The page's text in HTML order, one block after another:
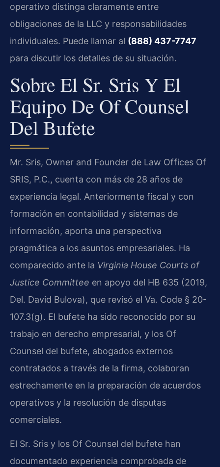
operativo distinga claramente entre
obligaciones de la LLC y responsabilidades
individuales. Puede llamar al (888) 437-7747
para discutir los detalles de su situación.
Sobre El Sr. Sris Y El
Equipo De Of Counsel
Del Bufete
Mr. Sris, Owner and Founder de Law Offices Of
SRIS, P.C., cuenta con más de 28 años de
experiencia legal. Anteriormente fiscal y con
formación en contabilidad y sistemas de
información, aporta una perspectiva
pragmática a los asuntos empresariales. Ha
comparecido ante la Virginia House Courts of
Justice Committee en apoyo del HB 635 (2019,
Del. David Bulova), que revisó el Va. Code § 20-
107.3(g). El bufete ha sido reconocido por su
trabajo en derecho empresarial, y los Of
Counsel del bufete, abogados externos
contratados a través de la firma, colaboran
estrechamente en la preparación de acuerdos
operativos y la resolución de disputas
comerciales.
El Sr. Sris y los Of Counsel del bufete han
documentado experiencia comprobada de